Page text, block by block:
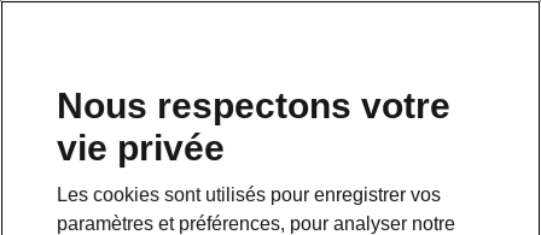
Retour à la page principale
Retour
Nous respectons votre
vie privée
Les cookies sont utilisés pour enregistrer vos
paramètres et préférences, pour analyser notre